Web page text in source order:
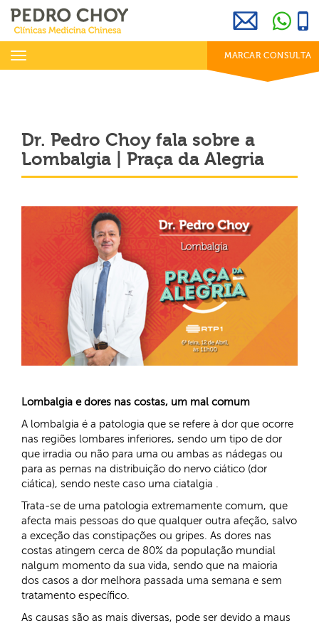
info@clinicaspedrochoy.com 969 800 001
dias úteis das 8h às 20h
Toggle
MARCAR CONSULTA
Dr. Pedro Choy fala sobre a
Lombalgia | Praça da Alegria
Lombalgia e dores nas costas, um mal comum
A lombalgia é a patologia que se refere à dor que ocorre
nas regiões lombares inferiores, sendo um tipo de dor
que irradia ou não para uma ou ambas as nádegas ou
para as pernas na distribuição do nervo ciático (dor
ciática), sendo neste caso uma ciatalgia .
Trata-se de uma patologia extremamente comum, que
afecta mais pessoas do que qualquer outra afeção, salvo
a exceção das constipações ou gripes. As dores nas
costas atingem cerca de 80% da população mundial
nalgum momento da sua vida, sendo que na maioria
dos casos a dor melhora passada uma semana e sem
tratamento específico.
As causas são as mais diversas, pode ser devido a maus